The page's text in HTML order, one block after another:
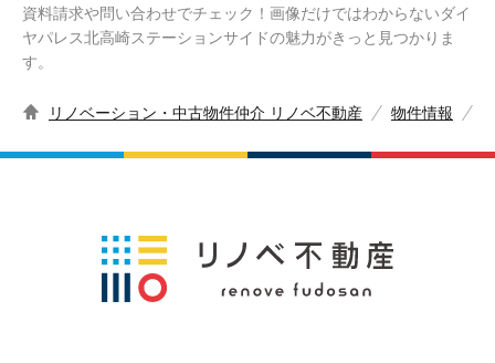
資料請求や問い合わせでチェック！画像だけではわからないダイ
ヤパレス北高崎ステーションサイドの魅力がきっと見つかりま
す。
リノベーション・中古物件仲介 リノベ不動産 物件情報